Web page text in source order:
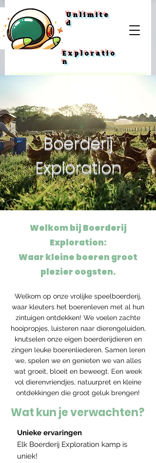
Unlimite
d
Exploratio
n
Boerderij
Exploration
Welkom bij Boerderij
Exploration:
Waar kleine boeren groot
plezier oogsten.
Welkom op onze vrolijke speelboerderij,
waar kleuters het boerenleven met al hun
zintuigen ontdekken! We voelen zachte
hooipropjes, luisteren naar dierengeluiden,
knutselen onze eigen boerderijdieren en
zingen leuke boerenliederen. Samen leren
we, spelen we en genieten we van alles
wat groeit, bloeit en beweegt. Een week
vol dierenvriendjes, natuurpret en kleine
ontdekkingen die groot geluk brengen!
Wat kun je verwachten?
Unieke ervaringen
Elk Boerderij Exploration kamp is
uniek!